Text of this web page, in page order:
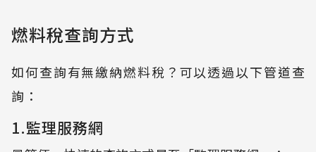
燃料稅查詢方式
如何查詢有無繳納燃料稅？可以透過以下管道查
詢：
1.監理服務網